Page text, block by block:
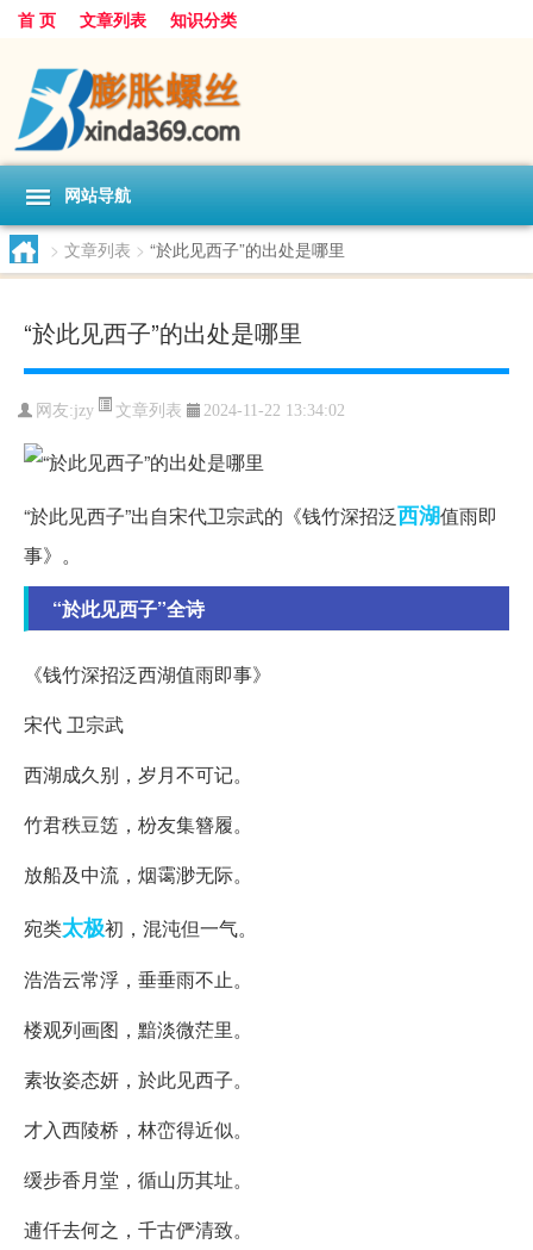
首 页 文章列表 知识分类
网站导航
> 文章列表 > “於此见西子”的出处是哪里
“於此见西子”的出处是哪里
网友:jzy 文章列表 2024-11-22 13:34:02
“於此见西子”出自宋代卫宗武的《钱竹深招泛西湖值雨即
事》。
“於此见西子”全诗
《钱竹深招泛西湖值雨即事》
宋代 卫宗武
西湖成久别，岁月不可记。
竹君秩豆笾，枌友集簪履。
放船及中流，烟霭渺无际。
宛类太极初，混沌但一气。
浩浩云常浮，垂垂雨不止。
楼观列画图，黯淡微茫里。
素妆姿态妍，於此见西子。
才入西陵桥，林峦得近似。
缓步香月堂，循山历其址。
逋仟去何之，千古俨清致。